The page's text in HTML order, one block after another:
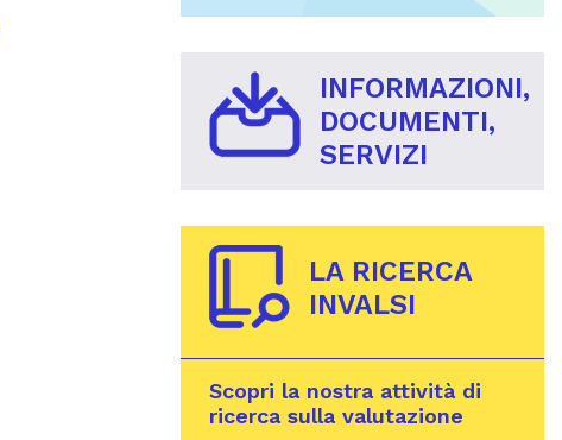
INFORMAZIONI,
DOCUMENTI,
SERVIZI
LA RICERCA
INVALSI
Scopri la nostra attività di
ricerca sulla valutazione